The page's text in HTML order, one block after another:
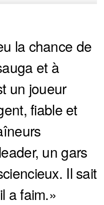
la chance de
et à
un joueur
fiable et
un gars
Il sait
a faim.»